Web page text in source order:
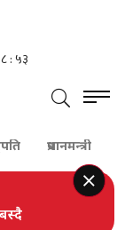
प्रधानमन्त्री